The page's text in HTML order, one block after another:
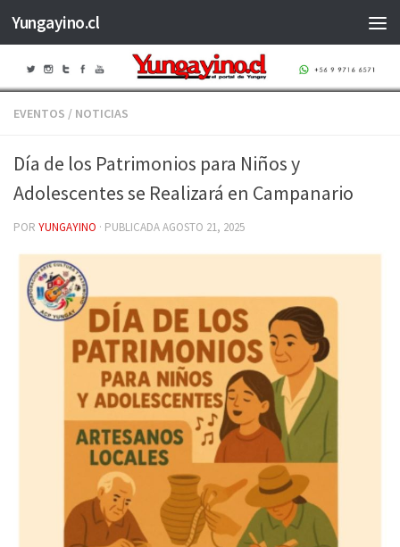
Saltar al contenido
Yungayino.cl
EVENTOS / NOTICIAS
Día de los Patrimonios para Niños y
Adolescentes se Realizará en Campanario
POR YUNGAYINO · PUBLICADAAGOSTO 21, 2025